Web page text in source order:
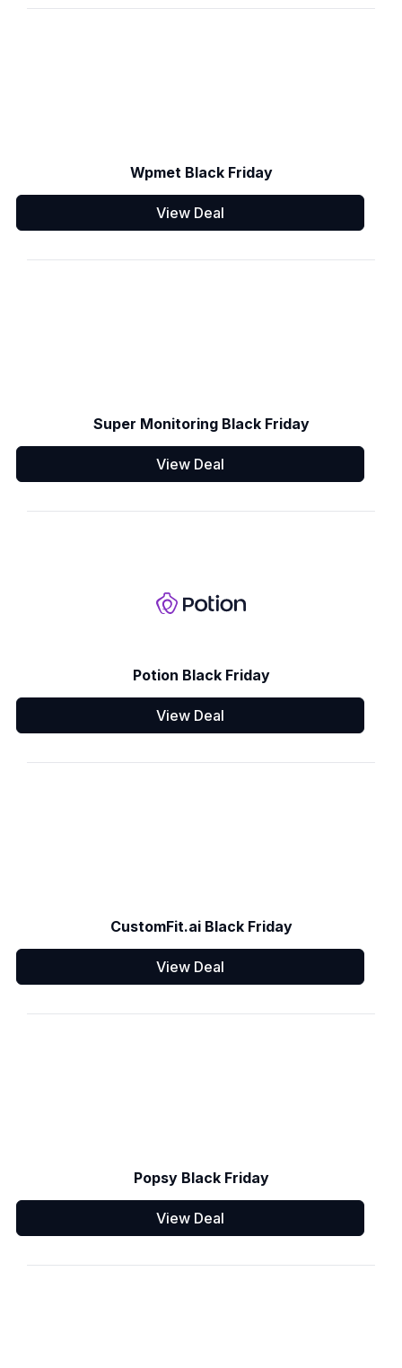
Wpmet Black Friday
View Deal
Super Monitoring Black Friday
View Deal
Potion Black Friday
View Deal
CustomFit.ai Black Friday
View Deal
Popsy Black Friday
View Deal